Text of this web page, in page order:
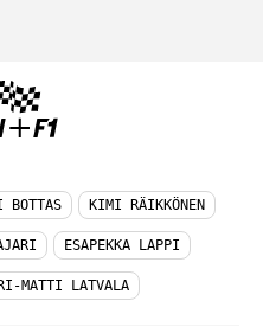
BOTTAS KIMI RÄIKKÖNEN
ESAPEKKA LAPPI
MATTI LATVALA